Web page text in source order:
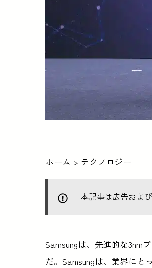
ホーム > テクノロジー
本記事は広告およ
Samsungは、先進的な3nm
だ。Samsungは、業界にとっ